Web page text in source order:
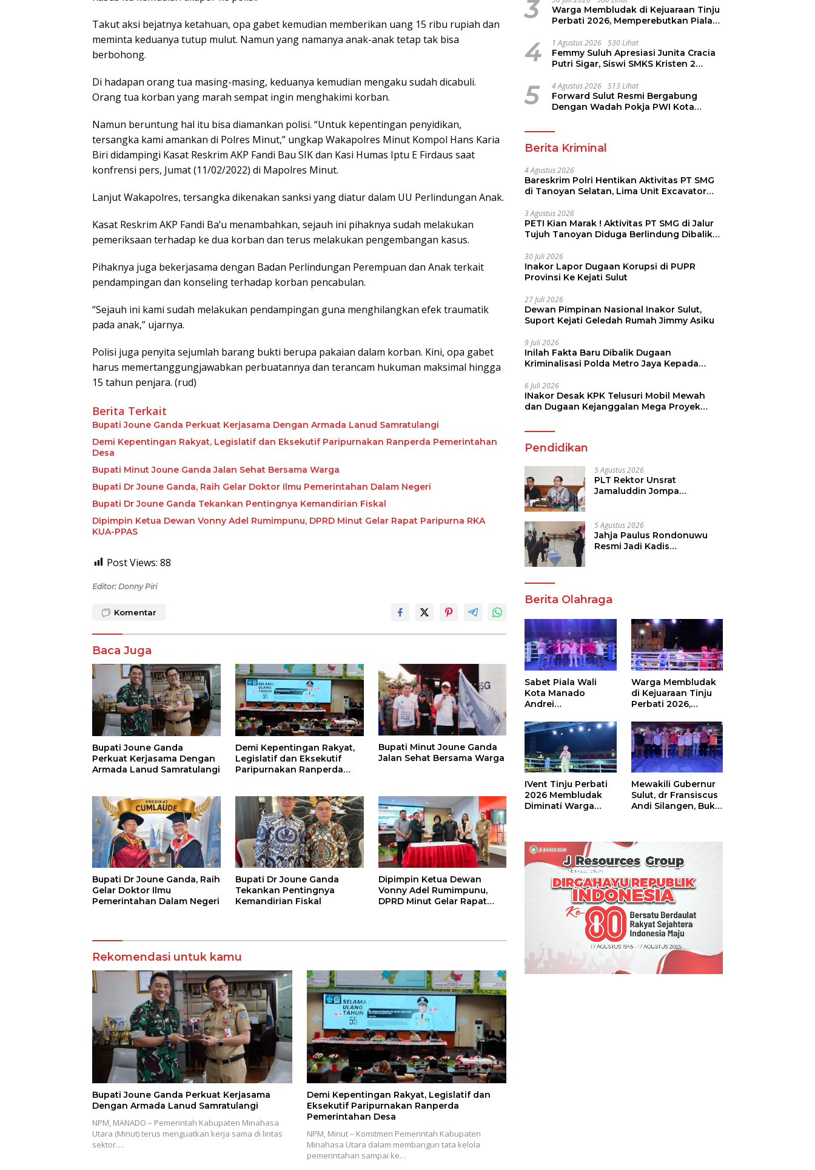
Takut aksi bejatnya ketahuan, opa gabet kemudian memberikan uang 15 ribu rupiah dan
meminta keduanya tutup mulut. Namun yang namanya anak-anak tetap tak bisa
berbohong.
Di hadapan orang tua masing-masing, keduanya kemudian mengaku sudah dicabuli.
Orang tua korban yang marah sempat ingin menghakimi korban.
Namun beruntung hal itu bisa diamankan polisi. “Untuk kepentingan penyidikan,
tersangka kami amankan di Polres Minut,” ungkap Wakapolres Minut Kompol Hans Karia
Biri didampingi Kasat Reskrim AKP Fandi Bau SIK dan Kasi Humas Iptu E Firdaus saat
konfrensi pers, Jumat (11/02/2022) di Mapolres Minut.
Lanjut Wakapolres, tersangka dikenakan sanksi yang diatur dalam UU Perlindungan Anak.
Kasat Reskrim AKP Fandi Ba’u menambahkan, sejauh ini pihaknya sudah melakukan
pemeriksaan terhadap ke dua korban dan terus melakukan pengembangan kasus.
Pihaknya juga bekerjasama dengan Badan Perlindungan Perempuan dan Anak terkait
pendampingan dan konseling terhadap korban pencabulan.
“Sejauh ini kami sudah melakukan pendampingan guna menghilangkan efek traumatik
pada anak,” ujarnya.
Polisi juga penyita sejumlah barang bukti berupa pakaian dalam korban. Kini, opa gabet
harus memertanggungjawabkan perbuatannya dan terancam hukuman maksimal hingga
15 tahun penjara. (rud)
Berita Terkait
Bupati Joune Ganda Perkuat Kerjasama Dengan Armada Lanud Samratulangi
Demi Kepentingan Rakyat, Legislatif dan Eksekutif Paripurnakan Ranperda Pemerintahan
Desa
Bupati Minut Joune Ganda Jalan Sehat Bersama Warga
Bupati Dr Joune Ganda, Raih Gelar Doktor Ilmu Pemerintahan Dalam Negeri
Bupati Dr Joune Ganda Tekankan Pentingnya Kemandirian Fiskal
Dipimpin Ketua Dewan Vonny Adel Rumimpunu, DPRD Minut Gelar Rapat Paripurna RKA
KUA-PPAS
Post Views: 88
Editor: Donny Piri
Komentar
Baca Juga
Bupati Joune Ganda
Perkuat Kerjasama Dengan
Armada Lanud Samratulangi
Demi Kepentingan Rakyat,
Legislatif dan Eksekutif
Paripurnakan Ranperda
Bupati Minut Joune Ganda
Jalan Sehat Bersama Warga
Bupati Dr Joune Ganda, Raih
Gelar Doktor Ilmu
Pemerintahan Dalam Negeri
Bupati Dr Joune Ganda
Tekankan Pentingnya
Kemandirian Fiskal
Dipimpin Ketua Dewan
Vonny Adel Rumimpunu,
DPRD Minut Gelar Rapat
Rekomendasi untuk kamu
Bupati Joune Ganda Perkuat Kerjasama
Dengan Armada Lanud Samratulangi
NPM, MANADO – Pemerintah Kabupaten Minahasa
Utara (Minut) terus menguatkan kerja sama di lintas
sektor….
Demi Kepentingan Rakyat, Legislatif dan
Eksekutif Paripurnakan Ranperda
Pemerintahan Desa
NPM, Minut – Komitmen Pemerintah Kabupaten
Minahasa Utara dalam membangun tata kelola
pemerintahan sampai ke…
3
Warga Membludak di Kejuaraan Tinju
Perbati 2026, Memperebutkan Piala
4 1 Agustus 2026 530 Lihat
Femmy Suluh Apresiasi Junita Cracia
Putri Sigar, Siswi SMKS Kristen 2
Dikmen Nasional 2026
5 4 Agustus 2026 513 Lihat
Forward Sulut Resmi Bergabung
Dengan Wadah Pokja PWI Kota
Berita Kriminal
4 Agustus 2026
Bareskrim Polri Hentikan Aktivitas PT SMG
di Tanoyan Selatan, Lima Unit Excavator
3 Agustus 2026
PETI Kian Marak ! Aktivitas PT SMG di Jalur
Tujuh Tanoyan Diduga Berlindung Dibalik
30 Juli 2026
Inakor Lapor Dugaan Korupsi di PUPR
Provinsi Ke Kejati Sulut
27 Juli 2026
Dewan Pimpinan Nasional Inakor Sulut,
Suport Kejati Geledah Rumah Jimmy Asiku
9 Juli 2026
Inilah Fakta Baru Dibalik Dugaan
Kriminalisasi Polda Metro Jaya Kepada
6 Juli 2026
INakor Desak KPK Telusuri Mobil Mewah
dan Dugaan Kejanggalan Mega Proyek
Pendidikan
5 Agustus 2026
PLT Rektor Unsrat
Jamaluddin Jompa
Kampus Kondusif
5 Agustus 2026
Jahja Paulus Rondonuwu
Resmi Jadi Kadis
Berita Olahraga
Sabet Piala Wali
Kota Manado
Andrei
Boxing Camp Juara
Umum Tinju Perbati
2026
Warga Membludak
di Kejuaraan Tinju
Perbati 2026,
Piala Wali Kota
IVent Tinju Perbati
2026 Membludak
Diminati Warga
Mewakili Gubernur
Sulut, dr Fransiscus
Andi Silangen, Buka
Piala Wali Kota
Manado